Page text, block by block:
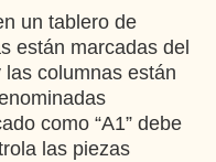
un tablero de
están marcadas del
las columnas están
como “A1” debe
las piezas